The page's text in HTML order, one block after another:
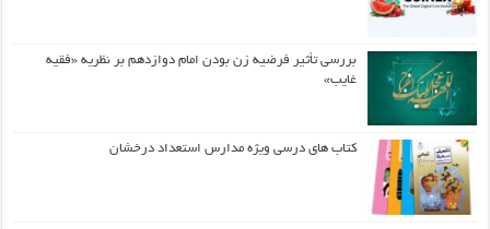
بررسی تأثیر فرضیه زن بودن امام دوازدهم بر نظریه «فقیه
غایب»
کتاب های درسی ویژه مدارس استعداد درخشان